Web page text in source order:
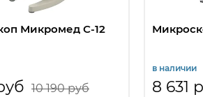
Микромед С-12
10 190 руб
в наличии
8 631